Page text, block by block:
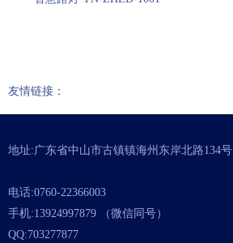
友情链接：
地址:广东省中山市古镇镇海州东岸北路134号
电话:0760-22366003
手机:13924997879 （微信同号）
QQ:703277877